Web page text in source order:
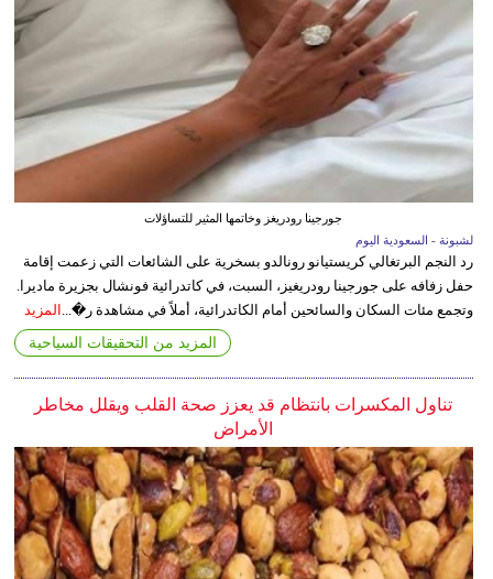
جورجينا رودريغز وخاتمها المثير للتساؤلات
لشبونة - السعودية اليوم
رد النجم البرتغالي كريستيانو رونالدو بسخرية على الشائعات التي زعمت إقامة
حفل زفافه على جورجينا رودريغيز، السبت، في كاتدرائية فونشال بجزيرة ماديرا.
وتجمع مئات السكان والسائحين أمام الكاتدرائية، أملاً في مشاهدة ر�...
المزيد
المزيد من التحقيقات السياحية
تناول المكسرات بانتظام قد يعزز صحة القلب ويقلل مخاطر
الأمراض